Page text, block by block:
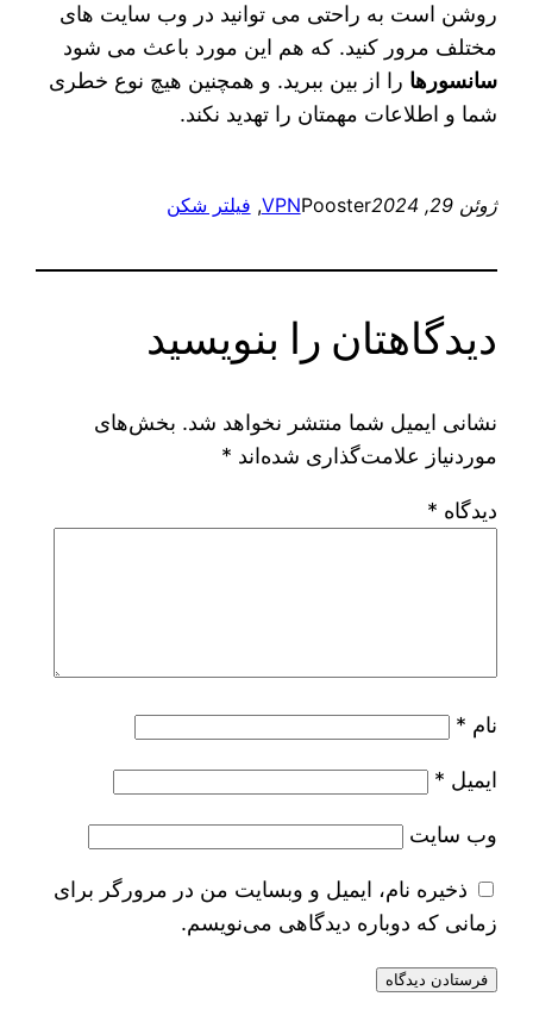
روشن است به راحتی می‌ توانید در وب سایت‌ های
مختلف مرور کنید. که هم این مورد باعث می‌ شود
سانسورها را از بین ببرید. و همچنین هیچ نوع خطری
شما و اطلاعات مهمتان را تهدید نکند.
ژوئن 29, 2024 Pooster
VPN
, فیلتر شکن
دیدگاهتان را بنویسید
نشانی ایمیل شما منتشر نخواهد شد. بخش‌های
موردنیاز علامت‌گذاری شده‌اند *
دیدگاه *
نام *
ایمیل *
وب‌ سایت
ذخیره نام، ایمیل و وبسایت من در مرورگر برای
زمانی که دوباره دیدگاهی می‌نویسم.